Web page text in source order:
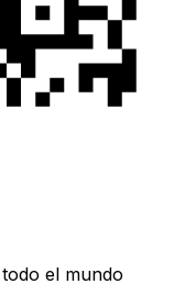
el mundo